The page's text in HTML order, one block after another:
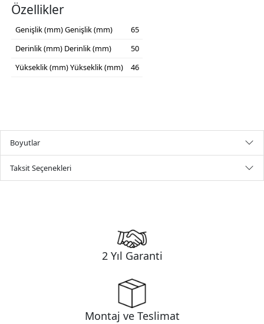
Özellikler
Genişlik (mm)Genişlik (mm)
65
Derinlik (mm) Derinlik (mm)
50
Yükseklik (mm)Yükseklik (mm) 46
Boyutlar
Taksit Seçenekleri
2 Yıl Garanti
Montaj ve Teslimat